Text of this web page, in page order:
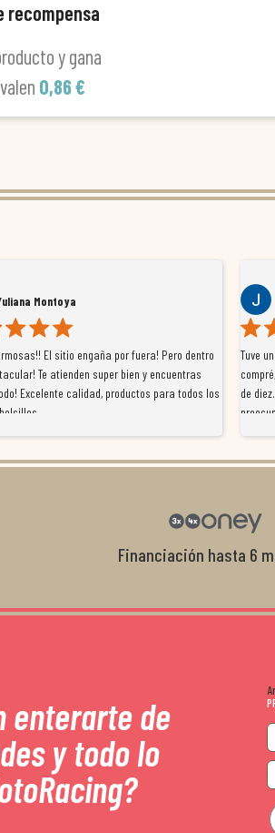
recompensa
y gana
0,86 €
Montoya
El sitio engaña por fuera! Pero dentro
Te atienden super bien y encuentras
Excelente calidad, productos para todos los
Tuve
de
con el
Financiación hasta 6
enterarte de
y todo lo